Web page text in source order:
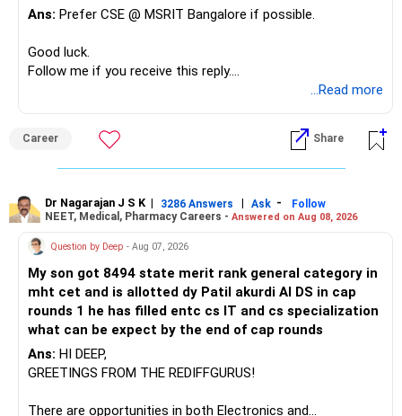
At your age, chasing maximum returns is not necessary.
» Manufacturing Funds
– Axis Manufacturing
– Canara Robeco Manufacturing
– Invesco Manufacturing
There is considerable overlap in this allocation.
I would not keep four manufacturing funds.
If you have a strong preference for the ICICI Prudential
Manufacturing Fund, keeping one manufacturing fund can
be considered.
The other three can be reviewed for exit and consolidation.
However, do not switch all four on one day blindly. Check
Ans: Prefer CSE @ MSRIT Bangalore if possible.
Good luck.
Follow me if you receive this reply.
...Read more
Career Share
Dr Nagarajan J S K | 3286 Answers | Ask -
Follow
NEET, Medical, Pharmacy Careers - Answered on Aug 08, 2026
Question by Deep - Aug 07, 2026
My son got 8494 state merit rank general category in
mht cet and is allotted dy Patil akurdi AI DS in cap
rounds 1 he has filled entc cs IT and cs specialization
what can be expect by the end of cap rounds
Ans: HI DEEP,
GREETINGS FROM THE REDIFFGURUS!
There are opportunities in both Electronics and